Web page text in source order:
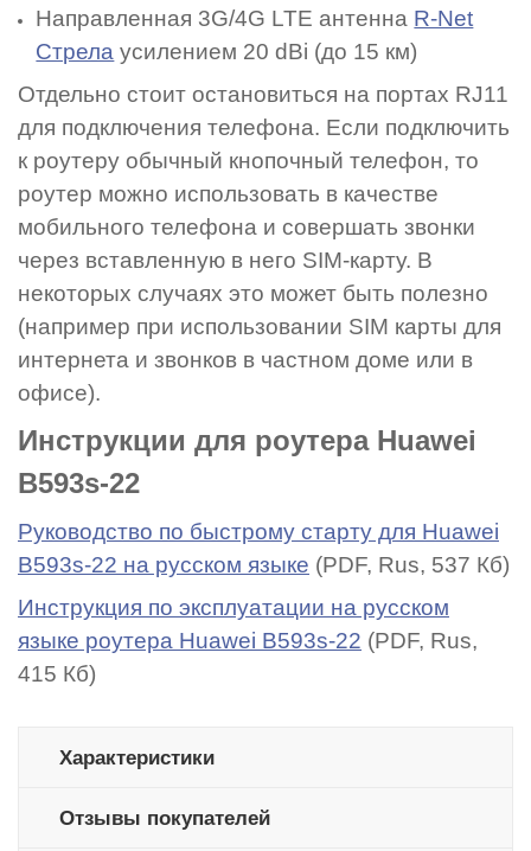
Направленная 3G/4G LTE антенна R-Net
Стрела усилением 20 dBi (до 15 км)
Отдельно стоит остановиться на портах RJ11
для подключения телефона. Если подключить
к роутеру обычный кнопочный телефон, то
роутер можно использовать в качестве
мобильного телефона и совершать звонки
через вставленную в него SIM-карту. В
некоторых случаях это может быть полезно
(например при использовании SIM карты для
интернета и звонков в частном доме или в
офисе).
Инструкции для роутера Huawei
B593s-22
Руководство по быстрому старту для Huawei
B593s-22 на русском языке (PDF, Rus, 537 Кб)
Инструкция по эксплуатации на русском
языке роутера Huawei B593s-22 (PDF, Rus,
415 Кб)
Характеристики
Отзывы покупателей